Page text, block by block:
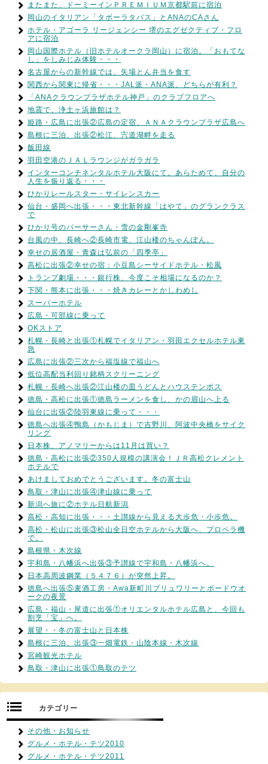
またまた、ドーミーインＰＲＥＭＩＵＭ京都駅前に宿泊
岡山のイタリアン「タボーラタパス」とANAのCAさん
ホテル・アゴーラ リージェンシー 堺のエグゼクティブ・フロ
アに宿泊
岡山国際ホテル（旧ホテルオークラ岡山）に宿泊。「おもてな
し」をしみじみ体験・・・
名古屋からの新幹線では、矢場とん弁当を食す
関西から関東に帰省・・・JAL派・ANA派、どちらが有利？
「ANAクラウンプラザホテル神戸」のクラブフロアへ
地震で、浄土ヶ浜旅館は？
姫路・広島に出張②広島の定宿、ＡＮＡクラウンプラザ広島へ
島根に三泊、出張②松江、宍道湖畔を走る
飯田線
羽田空港のＪＡＬラウンジがガラガラ
インターコンチネンタルホテル大阪にて。あらためて、自分の
人生を振り返る・・・
ひかりレールスター・サイレンスカー
仙台・盛岡へ出張・・・東北新幹線「はやて」のグランクラス
で
ひかり号のパーサーさん・雪の金剛峯寺
台風の中、長崎へ②長崎市電、江山楼のちゃんぽん。
幸せの居酒屋・青森は弘前の「四季亭」
高松に出張②幸せの宿：小豆島シーサイドホテル・松風
トランプ劇場・・・銀行株、今度こそ相場になるのか？
下関・熊本に出張・・・焼きカレーとかしわめし
スーパーホテル
広島・可部線に乗って
OKストア
札幌・長崎と出張①札幌でイタリアン・羽田エクセルホテル東
急
広島に出張②三次から福塩線で福山へ
低位高配当利回り銘柄スクリーニング
札幌・長崎へ出張②江山楼の皿うどんとハウステンボス
徳島・高松に出張①徳島ラーメンを食し、かの眉山へ上る
仙台に出張②陸羽東線に乗って・・・
徳島へ出張④鴨島（かもじま）で吉野川、阿波中央橋をサイク
リング
日本株、アノマリーからは11月は買い？
徳島・高松に出張②350人規模の講演会！ＪＲ高松クレメント
ホテルで
あけましておめでとうございます。冬の富士山
鳥取・津山に出張④津山線に乗って
新潟へ旅に②ホテル日航新潟
高松・高知に出張・・・土讃線から見える大歩危・小歩危。
高松・松山に出張③松山全日空ホテルから大阪へ、プロペラ機
で。
島根県・木次線
宇和島・八幡浜へ出張③予讃線で宇和島・八幡浜へ。
日本高周波鋼業（５４７６）が突然上昇。
徳島へ出張⑤麦酒工房・Awa新町川ブリュワリーとボードウオ
ークの夜景
広島・福山・尾道に出張①オリエンタルホテル広島と、今回も
割烹「宝」へ。
展望・・冬の富士山と日本株
島根に三泊、出張③一畑電鉄・山陰本線・木次線
宮崎観光ホテル
鳥取・津山に出張①鳥取のテツ
カテゴリー
その他・お知らせ
グルメ・ホテル・テツ2010
グルメ・ホテル・テツ2011